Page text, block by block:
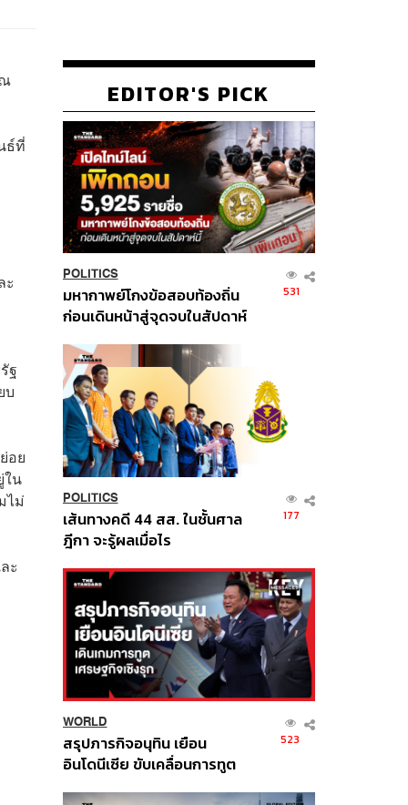
ธ์ที่
ะ
ฐ
บ
อย
ใน
ไม่
ะ
EDITOR'S PICK
POLITICS
มหากาพย์โกงข้อสอบท้องถิ่น
ก่อนเดินหน้าสู่จุดจบในสัปดาห์
531
POLITICS
เส้นทางคดี 44 สส. ในชั้นศาล
ฎีกา จะรู้ผลเมื่อไร
177
WORLD
สรุปภารกิจอนุทิน เยือน
อินโดนีเซีย ขับเคลื่อนการทูต
523